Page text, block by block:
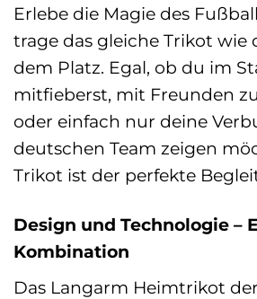
Erlebe die Magie des
trage das gleiche Trikot wie
dem Platz. Egal, ob du im
mitfieberst, mit Freunden
oder einfach nur deine
deutschen Team zeigen
Trikot ist der perfekte
Design und Technologie –
Kombination
Das Langarm Heimtrikot